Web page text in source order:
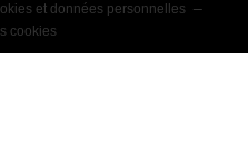
et données personnelles
cookies